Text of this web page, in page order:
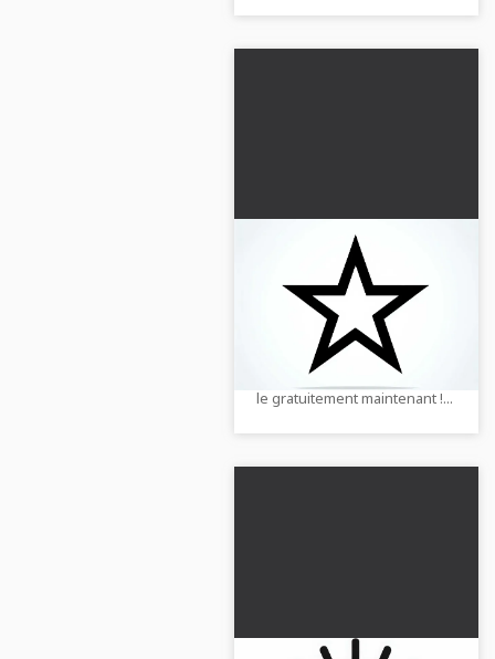
Dessin à colorier étoile
à télécharger
gratuitement
Découvrez le fascinant
dessin à colorier d'un
symbole étoile. Téléchargez-
le gratuitement maintenant !...